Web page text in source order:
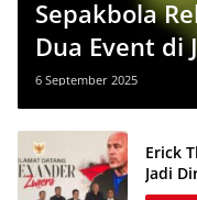
Sepakbola
Dua Event di
Semangat
6 September 2025
Erick
Jadi